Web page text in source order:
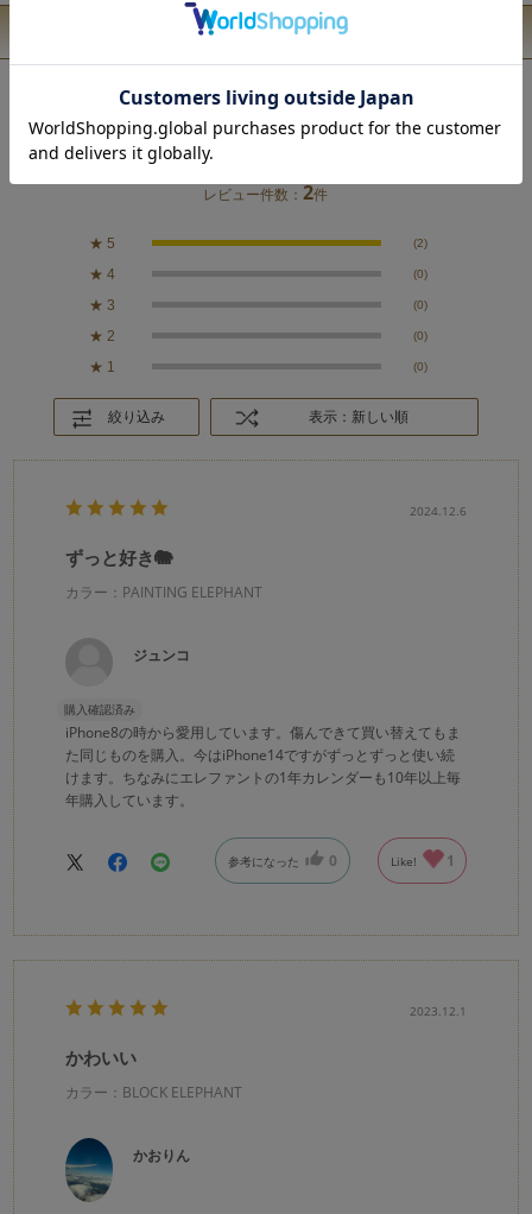
5.0
レビュー件数：2件
★ 5 (2)
★ 4 (0)
★ 3 (0)
★ 2 (0)
★ 1 (0)
絞り込み 表示：新しい順
2024.12.6
ずっと好き🐘
カラー：PAINTING ELEPHANT
ジュンコ
購入確認済み
iPhone8の時から愛用しています。傷んできて買い替えてもま
た同じものを購入。今はiPhone14ですがずっとずっと使い続
けます。ちなみにエレファントの1年カレンダーも10年以上毎
年購入しています。
参考になった 0 Like! 1
2023.12.1
かわいい
カラー：BLOCK ELEPHANT
かおりん